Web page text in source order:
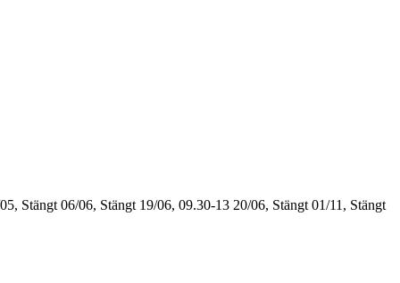
Stängt 06/06, Stängt 19/06, 09.30-13 20/06, Stängt 01/11, Stängt